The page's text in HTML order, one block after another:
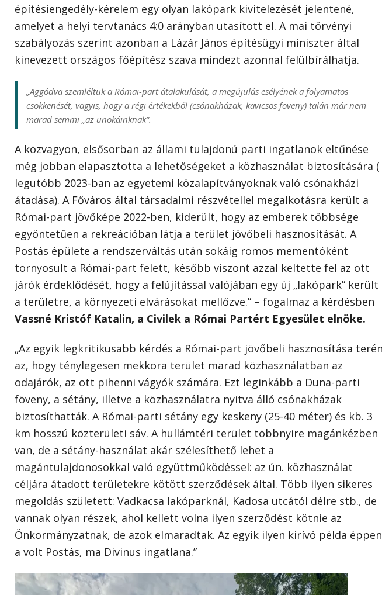
építésiengedély-kérelem egy olyan lakópark kivitelezését jelentené,
amelyet a helyi tervtanács 4:0 arányban utasított el. A mai törvényi
szabályozás szerint azonban a Lázár János építésügyi miniszter által
kinevezett országos főépítész szava mindezt azonnal felülbírálhatja.
„Aggódva szemléltük a Római-part átalakulását, a megújulás esélyének a folyamatos
csökkenését, vagyis, hogy a régi értékekből (csónakházak, kavicsos föveny) talán már nem
marad semmi „az unokáinknak”.
A közvagyon, elsősorban az állami tulajdonú parti ingatlanok eltűnése
még jobban elapasztotta a lehetőségeket a közhasználat biztosítására (
legutóbb 2023-ban az egyetemi közalapítványoknak való csónakházi
átadása). A Főváros által társadalmi részvétellel megalkotásra került a
Római-part jövőképe 2022-ben, kiderült, hogy az emberek többsége
egyöntetűen a rekreációban látja a terület jövőbeli hasznosítását. A
Postás épülete a rendszerváltás után sokáig romos mementóként
tornyosult a Római-part felett, később viszont azzal keltette fel az ott
járók érdeklődését, hogy a felújítással valójában egy új „lakópark” került
a területre, a környezeti elvárásokat mellőzve.” – fogalmaz a kérdésben
Vassné Kristóf Katalin, a Civilek a Római Partért Egyesület elnöke.
„Az egyik legkritikusabb kérdés a Római-part jövőbeli hasznosítása terén
az, hogy ténylegesen mekkora terület marad közhasználatban az
odajárók, az ott pihenni vágyók számára. Ezt leginkább a Duna-parti
föveny, a sétány, illetve a közhasználatra nyitva álló csónakházak
biztosíthatták. A Római-parti sétány egy keskeny (25-40 méter) és kb. 3
km hosszú közterületi sáv. A hullámtéri terület többnyire magánkézben
van, de a sétány-használat akár szélesíthető lehet a
magántulajdonosokkal való együttműködéssel: az ún. közhasználat
céljára átadott területekre kötött szerződések által. Több ilyen sikeres
megoldás született: Vadkacsa lakóparknál, Kadosa utcától délre stb., de
vannak olyan részek, ahol kellett volna ilyen szerződést kötnie az
Önkormányzatnak, de azok elmaradtak. Az egyik ilyen kirívó példa éppen
a volt Postás, ma Divinus ingatlana.”